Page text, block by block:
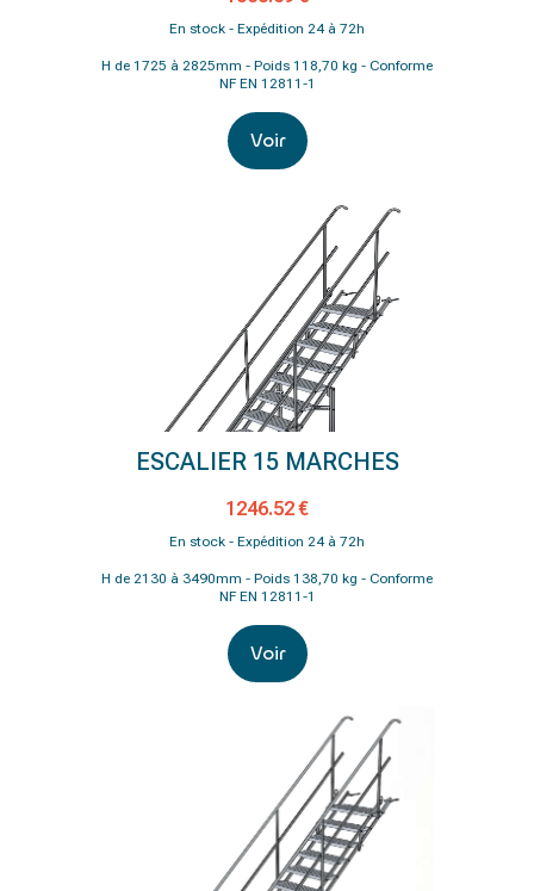
En stock - Expédition 24 à 72h
H de 1725 à 2825mm - Poids 118,70 kg - Conforme
NF EN 12811-1
Voir
ESCALIER 15 MARCHES
1246.52 €
En stock - Expédition 24 à 72h
H de 2130 à 3490mm - Poids 138,70 kg - Conforme
NF EN 12811-1
Voir